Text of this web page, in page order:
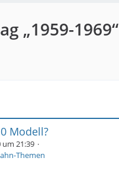
„1959-1969“
Modell?
um 21:39
Themen